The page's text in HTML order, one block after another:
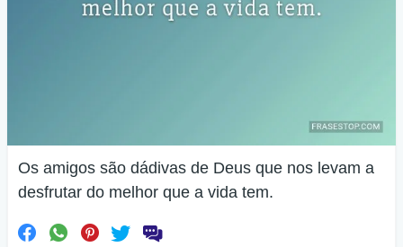
Os amigos são dádivas de Deus que nos levam a
desfrutar do melhor que a vida tem.